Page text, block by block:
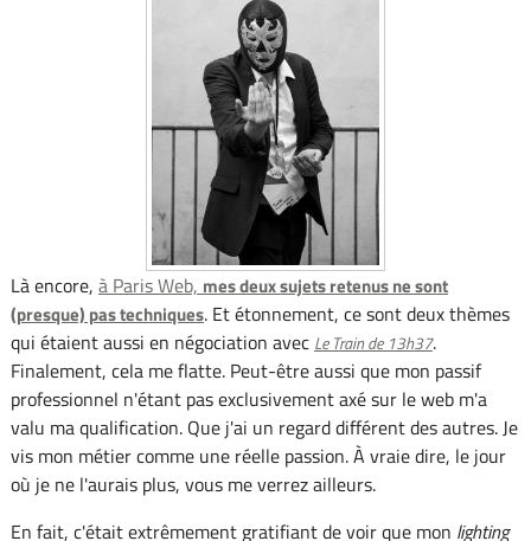
Là encore, à Paris Web, mes deux sujets retenus ne sont
(presque) pas techniques. Et étonnement, ce sont deux thèmes
qui étaient aussi en négociation avecLe Train de 13h37.
Finalement, cela me flatte. Peut-être aussi que mon passif
professionnel n'étant pas exclusivement axé sur le web m'a
valu ma qualification. Que j'ai un regard différent des autres. Je
vis mon métier comme une réelle passion. À vraie dire, le jour
où je ne l'aurais plus, vous me verrez ailleurs.
En fait, c'était extrêmement gratifiant de voir que mon lighting